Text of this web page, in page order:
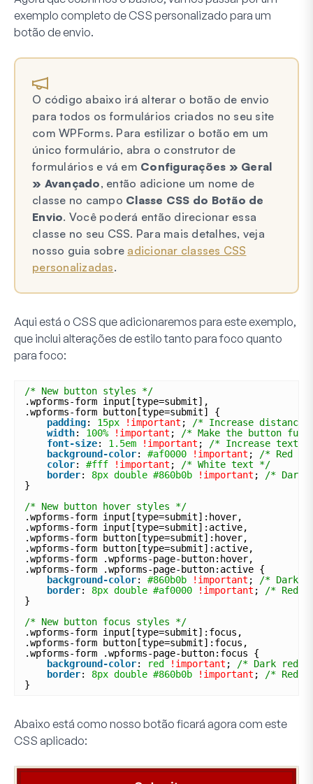
exemplo completo de CSS personalizado para um
botão de envio.
O código abaixo irá alterar o botão de envio
para todos os formulários criados no seu site
com WPForms. Para estilizar o botão em um
único formulário, abra o construtor de
formulários e vá em Configurações » Geral
» Avançado, então adicione um nome de
classe no campo Classe CSS do Botão de
Envio. Você poderá então direcionar essa
classe no seu CSS. Para mais detalhes, veja
nosso guia sobre adicionar classes CSS
personalizadas.
Aqui está o CSS que adicionaremos para este exemplo,
que inclui alterações de estilo tanto para foco quanto
para foco:
/* New button styles */
.wpforms-form input[type=submit],
.wpforms-form button[type=submit] {
padding: 15px !important ;
/* Increase distance
width: 100% !important ;
/* Make the button
font-size: 1.5em !important ;
/* Increase text
background-color: #af0000 !important ;
/* Red
color: #fff !important ;
/* White text */
border: 8px double #860b0b !important ;
/* Dark
}
/* New button hover styles */
.wpforms-form input[type=submit]:hover,
.wpforms-form input[type=submit]:active,
.wpforms-form button[type=submit]:hover,
.wpforms-form button[type=submit]:active,
.wpforms-form .wpforms-page-button:hover,
.wpforms-form .wpforms-page-button:active {
background-color: #860b0b !important ;
/* Dark
border: 8px double #af0000 !important ;
/* Red,
}
/* New button focus styles */
.wpforms-form input[type=submit]:focus,
.wpforms-form button[type=submit]:focus,
.wpforms-form .wpforms-page-button:focus {
background-color: red !important ;
/* Dark red
border: 8px double #860b0b !important ;
/* Red,
}
Abaixo está como nosso botão ficará agora com este
CSS aplicado: